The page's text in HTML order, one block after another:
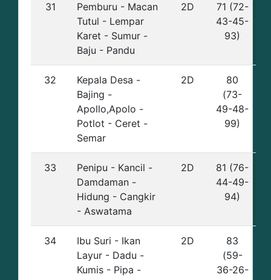
31
Pemburu - Macan
Tutul - Lempar
Karet - Sumur -
Baju - Pandu
2D
71 (72-
43-45-
93)
32
Kepala Desa -
Bajing -
Apollo,Apolo -
Potlot - Ceret -
Semar
2D
80
(73-
49-48-
99)
33
Penipu - Kancil -
Damdaman -
Hidung - Cangkir
- Aswatama
2D
81 (76-
44-49-
94)
34
Ibu Suri - Ikan
Layur - Dadu -
Kumis - Pipa -
2D
83
(59-
36-26-